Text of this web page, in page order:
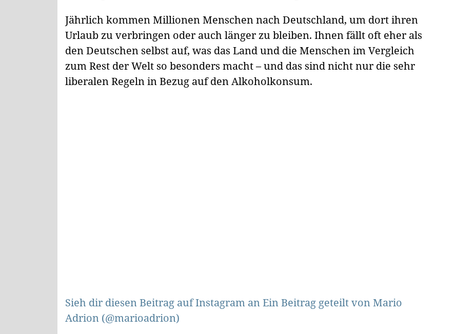
Jährlich kommen Millionen Menschen nach Deutschland, um dort ihren
Urlaub zu verbringen oder auch länger zu bleiben. Ihnen fällt oft eher als
den Deutschen selbst auf, was das Land und die Menschen im Vergleich
zum Rest der Welt so besonders macht – und das sind nicht nur die sehr
liberalen Regeln in Bezug auf den Alkoholkonsum.
Sieh dir diesen Beitrag auf Instagram anEin Beitrag geteilt von Mario
Adrion (@marioadrion)